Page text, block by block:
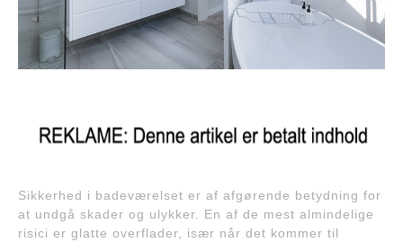
Sikkerhed i badeværelset er af afgørende betydning for
at undgå skader og ulykker. En af de mest almindelige
risici er glatte overflader, især når det kommer til